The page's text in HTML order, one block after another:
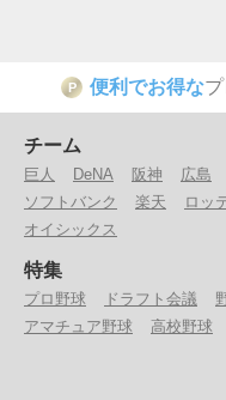
P 便利でお得な
チーム
巨人 DeNA 阪神 広島
ソフトバンク
楽天 ロッ
オイシックス
特集
プロ野球 ドラフト会議
アマチュア野球
高校野球